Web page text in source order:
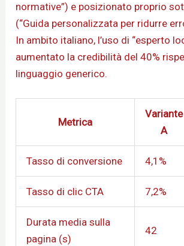
normative”) e posizionato proprio
(“Guida personalizzata per ridurre
In ambito italiano, l’uso di “esperto
aumentato la credibilità del 40%
linguaggio generico.
Metrica
Variante
A
Tasso di conversione 4,1%
Tasso di clic CTA 7,2%
Durata media sulla
pagina (s)
42